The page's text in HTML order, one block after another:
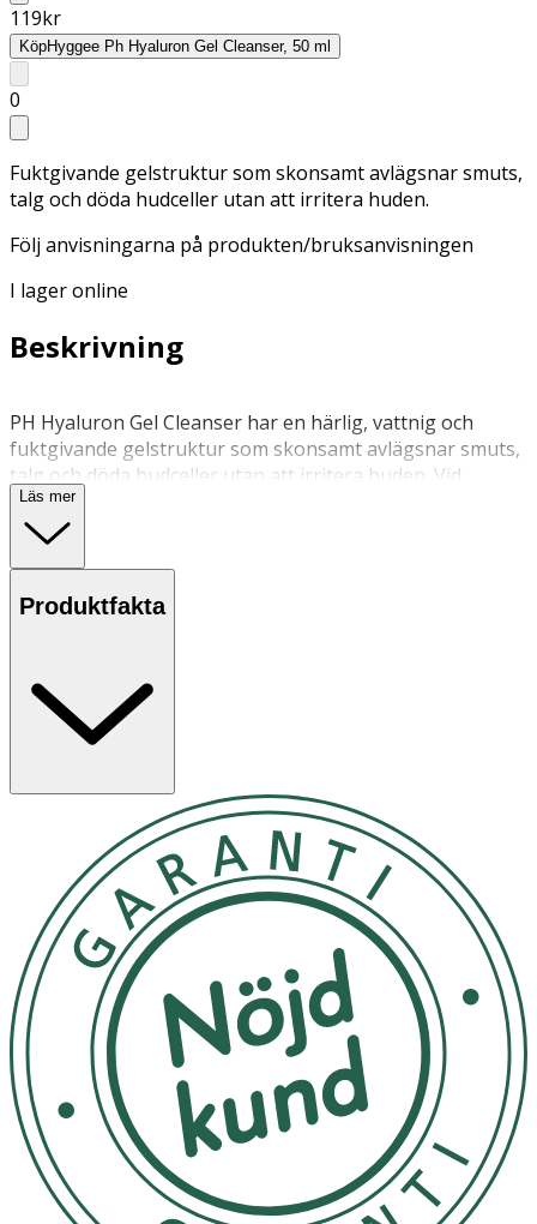
119kr
KöpHyggee Ph Hyaluron Gel Cleanser, 50 ml
0
Fuktgivande gelstruktur som skonsamt avlägsnar smuts,
talg och döda hudceller utan att irritera huden.
Följ anvisningarna på produkten/bruksanvisningen
I lager online
Beskrivning
PH Hyaluron Gel Cleanser har en härlig, vattnig och
fuktgivande gelstruktur som skonsamt avlägsnar smuts,
talg och döda hudceller utan att irritera huden. Vid
applicering omvandlas den till ett milt och luftigt skum,
vilket ger en behaglig rengöringsupplevelse. Med hela 8
egenskaper och hjälper huden att bibehålla en
balanserad fuktbalans. Formulan innehåller också
effektivt ta bort överflödigt talg utan att torka ut huden.
Denna rengöring har ett svagt surt pH-värde, vilket gör
den perfekt anpassad för att stödja och balansera
Djupt återfuktande Förbättrar hudens balans och
struktur Mild och skonsam för känslig hud Minimerar
hudirritation och torkar inte ut huden Hur fungerar det?
6 olika vegetabiliska oljor, inklusive jojobaolja, solrosolja,
kokosolja och marulaolja, även känd som "mirakelol
Börja med att fukta ansiktet med ljummet vatten. För
make-up rengöring börja med att massera in
rengöringen i ansiktet i minst 1 minut innan du tillsätter
vatten för att arbeta upp ett skum. För rengöring av
osminkat ansikte, tillsätt vatten för att massera upp ett
skum och rengör ansiktet noga. Avsluta genom att skölja
ansiktet noga med ljummet vatten.
Förvara torrt och svalt och ej i direkt solljus.
OK för gravida och ammande:
Läs mer
Produktfakta